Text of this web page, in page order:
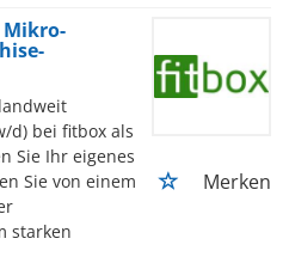
d) bei fitbox als
Sie Ihr eigenes
Sie von einem
starken
Merken